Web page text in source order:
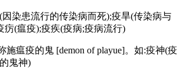
因染患流行的传染病而死);疫旱(传染病与
疠(瘟疫);疫疾(疫病;疫病流行)
施瘟疫的鬼 [demon of playue]。如:疫神(疫
鬼神)